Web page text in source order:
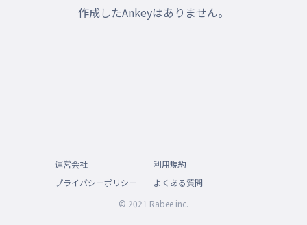
作成したAnkeyはありません。
運営会社
利用規約
プライバシーポリシー
よくある質問
© 2021 Rabee inc.